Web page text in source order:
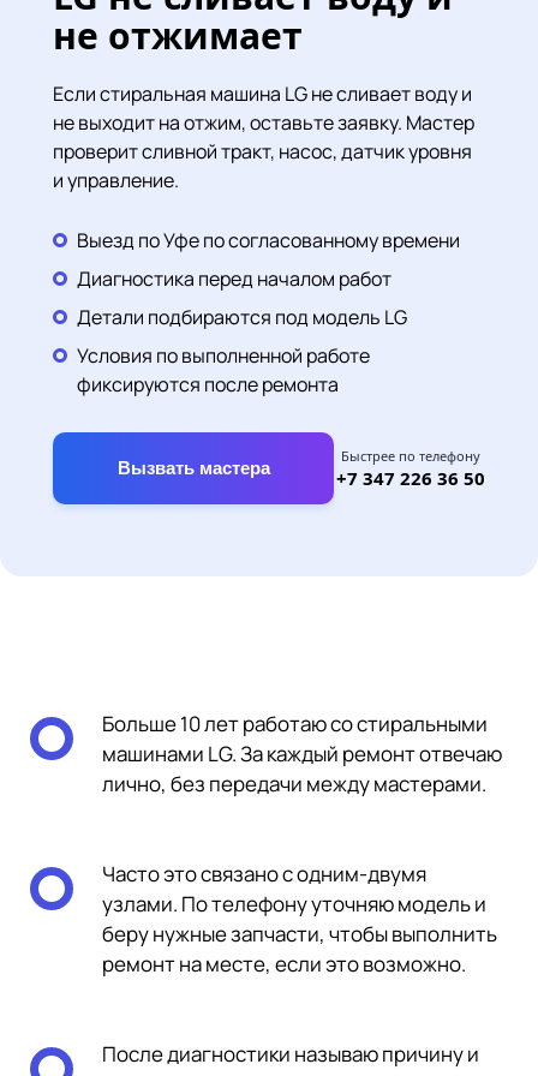
не отжимает
Если стиральная машина LG не сливает воду и
не выходит на отжим, оставьте заявку. Мастер
проверит сливной тракт, насос, датчик уровня
и управление.
Выезд по Уфе по согласованному времени
Диагностика перед началом работ
Детали подбираются под модель LG
Условия по выполненной работе
фиксируются после ремонта
Вызвать мастера
Быстрее по телефону
+7 347 226 36 50
Больше 10 лет работаю со стиральными
машинами LG. За каждый ремонт отвечаю
лично, без передачи между мастерами.
Часто это связано с одним-двумя
узлами. По телефону уточняю модель и
беру нужные запчасти, чтобы выполнить
ремонт на месте, если это возможно.
После диагностики называю причину и